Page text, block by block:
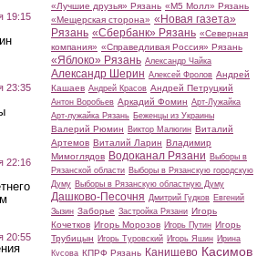
19:15
23:35
22:16
20:55
«Лучшие друзья» Рязань «М5 Молл» Рязань
«Мещерская сторона» «Новая газета»
Рязань «Сбербанк» Рязань «Северная
компания» «Справедливая Россия» Рязань
«Яблоко» Рязань Александр Чайка
Александр Шерин Алексей Фролов Андрей
Кашаев Андрей Красов Андрей Петруцкий
Антон Воробьев Аркадий Фомин Арт-Лужайка
Арт-лужайка Рязань Беженцы из Украины
Валерий Рюмин Виктор Малюгин Виталий
Артемов Виталий Ларин Владимир
Мимоглядов Водоканал Рязани Выборы в
Рязанской области Выборы в Рязанскую городскую
Думу Выборы в Рязанскую областную Думу
Дашково-Песочня Дмитрий Гудков Евгений
Зызин Заборье Застройка Рязани Игорь
Кочетков Игорь Морозов Игорь Путин Игорь
Трубицын Игорь Туровский Игорь Яшин Ирина
Кусова КПРФ Рязань Канищево Касимов